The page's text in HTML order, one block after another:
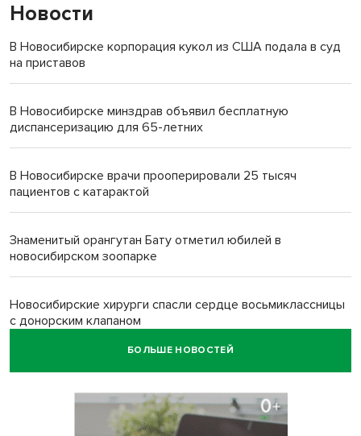
Новости
В Новосибирске корпорация кукол из США подала в суд
на приставов
В Новосибирске минздрав объявил бесплатную
диспансеризацию для 65-летних
В Новосибирске врачи прооперировали 25 тысяч
пациентов с катарактой
Знаменитый орангутан Бату отметил юбилей в
новосибирском зоопарке
Новосибирские хирурги спасли сердце восьмиклассницы
с донорским клапаном
БОЛЬШЕ НОВОСТЕЙ